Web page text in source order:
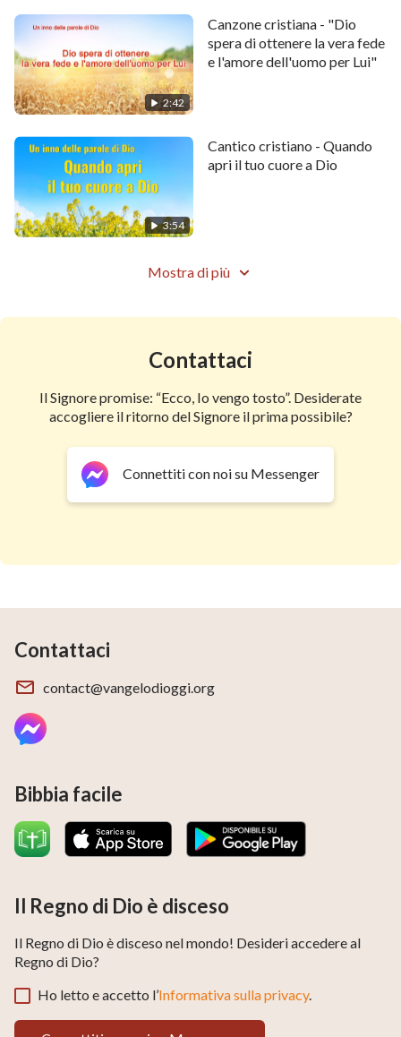
realmente è.
Nessun uomo può dire con certezza dove Dio è.
III
Quando è in cielo, Dio è soltanto l'Uno
soprannaturale?
Quando è sulla terra, Dio è soltanto l'Uno concreto?
Dio è in cielo, ma anche sulla terra.
Dio è fra tutte le cose, e fra tutti gli uomini.
Gli uomini possono essere in contatto con Dio ogni
La canzone bellissima della Chiesa – “Il nostro Dio
regna come Re” Adorare il mio Signore
2:42
Canzone cristiana - "Dio
spera di ottenere la vera fede
e l'amore dell'uomo per Lui"
3:54
Cantico cristiano - Quando
apri il tuo cuore a Dio
Mostra di più
Contattaci
Il Signore promise: “Ecco, Io vengo tosto”. Desiderate
accogliere il ritorno del Signore il prima possibile?
Connettiti con noi su Messenger
Contattaci
contact@vangelodioggi.org
Bibbia facile
Il Regno di Dio è disceso
Il Regno di Dio è disceso nel mondo! Desideri accedere al
Regno di Dio?
Ho letto e accetto l’Informativa sulla privacy.